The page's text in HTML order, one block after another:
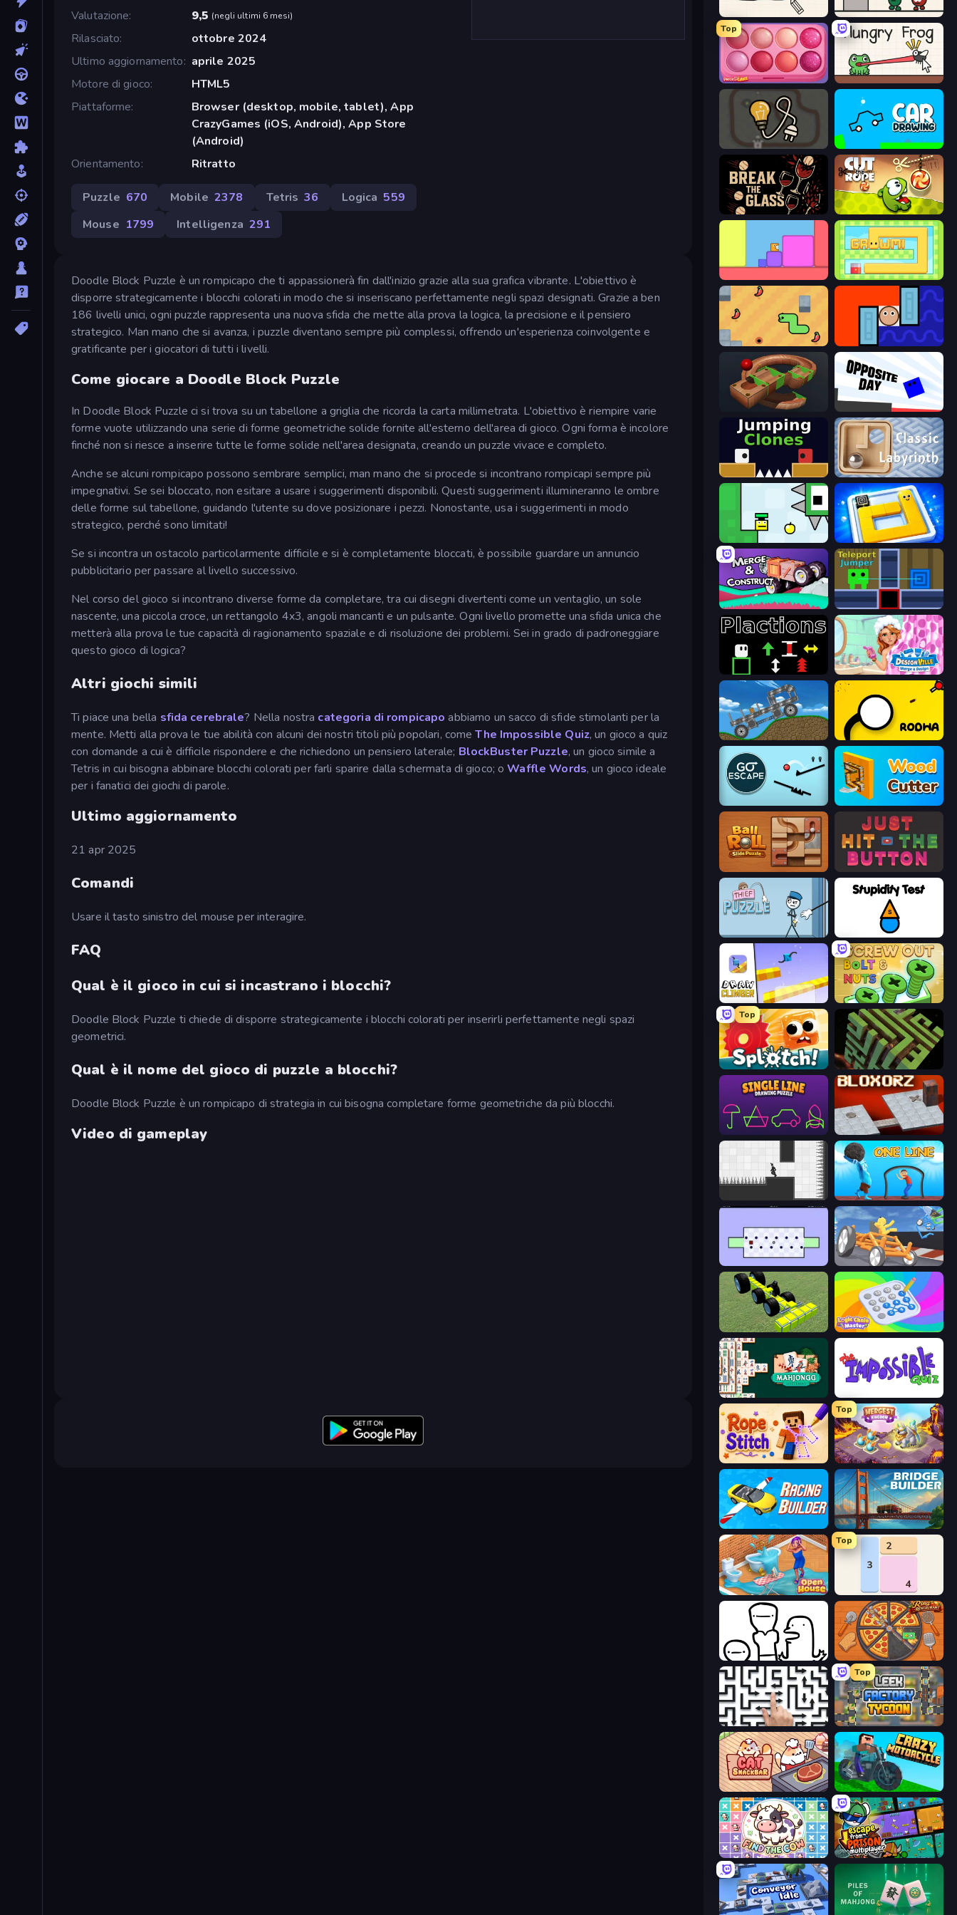
Valutazione
9,5 (negli ultimi 6 mesi)
Rilasciato
ottobre 2024
Ultimo aggiornamento
aprile 2025
Motore di gioco
HTML5
Piattaforme
Browser (desktop, mobile, tablet), App
CrazyGames (iOS, Android), App Store
(Android)
Orientamento
Ritratto
Puzzle 670 Mobile 2378 Tetris 36 Logica 559
Mouse 1799 Intelligenza 291
Doodle Block Puzzle è un rompicapo che ti appassionerà fin dall'inizio grazie alla sua grafica vibrante. L'obiettivo è
disporre strategicamente i blocchi colorati in modo che si inseriscano perfettamente negli spazi designati. Grazie a ben
186 livelli unici, ogni puzzle rappresenta una nuova sfida che mette alla prova la logica, la precisione e il pensiero
strategico. Man mano che si avanza, i puzzle diventano sempre più complessi, offrendo un'esperienza coinvolgente e
gratificante per i giocatori di tutti i livelli.
Come giocare a Doodle Block Puzzle
In Doodle Block Puzzle ci si trova su un tabellone a griglia che ricorda la carta millimetrata. L'obiettivo è riempire varie
forme vuote utilizzando una serie di forme geometriche solide fornite all'esterno dell'area di gioco. Ogni forma è incolore
finché non si riesce a inserire tutte le forme solide nell'area designata, creando un puzzle vivace e completo.
Anche se alcuni rompicapo possono sembrare semplici, man mano che si procede si incontrano rompicapi sempre più
impegnativi. Se sei bloccato, non esitare a usare i suggerimenti disponibili. Questi suggerimenti illumineranno le ombre
delle forme sul tabellone, guidando l'utente su dove posizionare i pezzi. Nonostante, usa i suggerimenti in modo
strategico, perché sono limitati!
Se si incontra un ostacolo particolarmente difficile e si è completamente bloccati, è possibile guardare un annuncio
pubblicitario per passare al livello successivo.
Nel corso del gioco si incontrano diverse forme da completare, tra cui disegni divertenti come un ventaglio, un sole
nascente, una piccola croce, un rettangolo 4x3, angoli mancanti e un pulsante. Ogni livello promette una sfida unica che
metterà alla prova le tue capacità di ragionamento spaziale e di risoluzione dei problemi. Sei in grado di padroneggiare
questo gioco di logica?
Altri giochi simili
Ti piace una bella sfida cerebrale? Nella nostra categoria di rompicapo abbiamo un sacco di sfide stimolanti per la
mente. Metti alla prova le tue abilità con alcuni dei nostri titoli più popolari, comeThe Impossible Quiz, un gioco a quiz
con domande a cui è difficile rispondere e che richiedono un pensiero laterale; BlockBuster Puzzle, un gioco simile a
Tetris in cui bisogna abbinare blocchi colorati per farli sparire dalla schermata di gioco; oWaffle Words, un gioco ideale
per i fanatici dei giochi di parole.
Ultimo aggiornamento
21 apr 2025
Comandi
Usare il tasto sinistro del mouse per interagire.
FAQ
Qual è il gioco in cui si incastrano i blocchi?
Doodle Block Puzzle ti chiede di disporre strategicamente i blocchi colorati per inserirli perfettamente negli spazi
geometrici.
Qual è il nome del gioco di puzzle a blocchi?
Doodle Block Puzzle è un rompicapo di strategia in cui bisogna completare forme geometriche da più blocchi.
Video di gameplay
Draw Defense
Top
Piece of Cake: Merge and Bake Hungry Frog
Light The Lamp Car Drawing Game
Break the Glass Cut the Rope
Growmi
SSSPICY! Lava and Aqua
Marble Run Opposite Day
Jumping Clones Classic Labyrinth 3D
Ice Slide
Merge & Construct Teleport Jumper
Designville: Merge & Design
Move It! Rodha
Wood Cutter - Saw
Just Hit the Button
Thief Puzzle Stupidity Test
Draw Climber Screw Out: Bolts and Nuts
Top
Splotch! Maze Planet 3D
Single Line: Drawing Puzzle Bloxorz
One Line
Draw Crash Race
Genius Mechanic Logic Chain Master
Mahjongg Solitaire
Rope Stitch Puzzle
Top
Mergest Kingdom
Racing Builder Bridge Builder
Open House
Top
Shikaku Puzzle
I Don't Even Know Ring Restaurant
Arrow Escape: Puzzle
Top
Leek Factory Tycoon
Cat Snack Bar Crazy Motorcycle
Find The Cow Escape From Prison Multiplayer